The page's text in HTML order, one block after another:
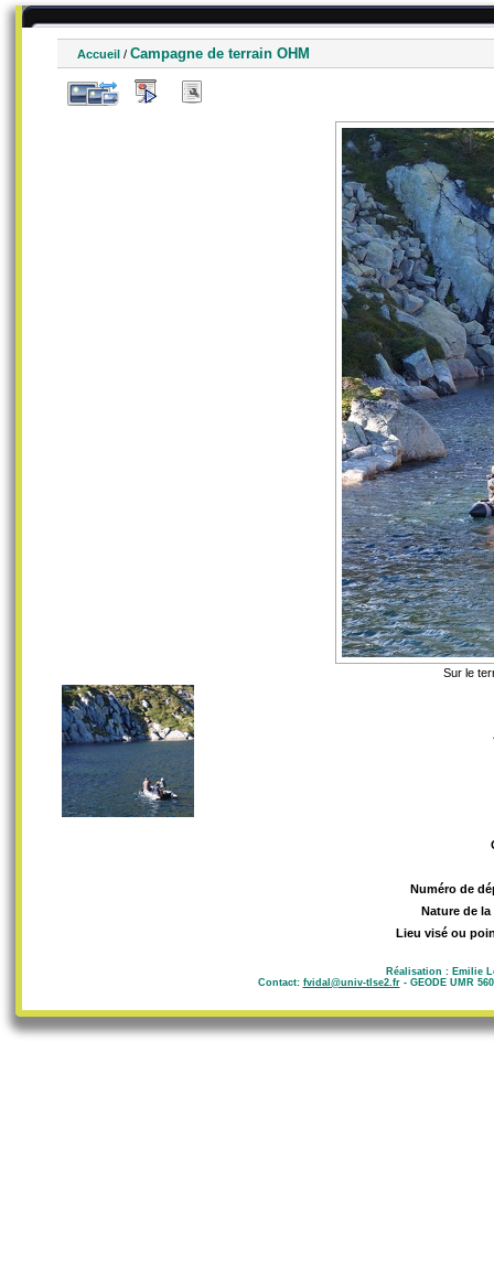
Accueil / Campagne de terrain OHM
Sur le
Numéro de
Nature de
Lieu visé ou
Réalisation : Emilie
Contact: fvidal@univ-tlse2.fr- GEODE UMR